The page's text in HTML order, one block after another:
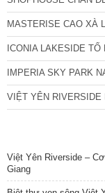
MASTERISE CAO XÀ
ICONIA LAKESIDE
IMPERIA SKY PARK
VIỆT YÊN RIVERSIDE
Việt Yên Riverside –
Giang